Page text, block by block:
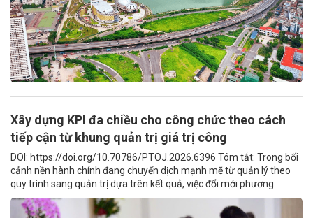
Xây dựng KPI đa chiều cho công chức theo cách
tiếp cận từ khung quản trị giá trị công
DOI: https://doi.org/10.70786/PTOJ.2026.6396 Tóm tắt: Trong bối
cảnh nền hành chính đang chuyển dịch mạnh mẽ từ quản lý theo
quy trình sang quản trị dựa trên kết quả, việc đổi mới phương...